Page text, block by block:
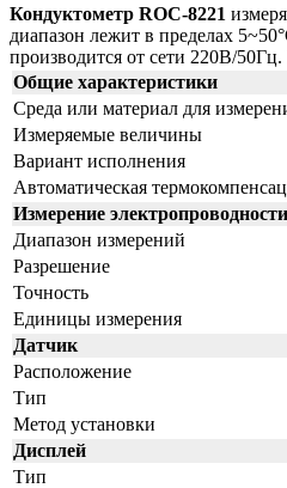
Кондуктометр ROC-8221
диапазон лежит в пределах
производится от сети 220В/
Общие характеристики
Среда или материал для
Измеряемые величины
Вариант исполнения
Автоматическая
Измерение
Диапазон измерений
Разрешение
Точность
Единицы измерения
Датчик
Расположение
Тип
Метод установки
Дисплей
Тип